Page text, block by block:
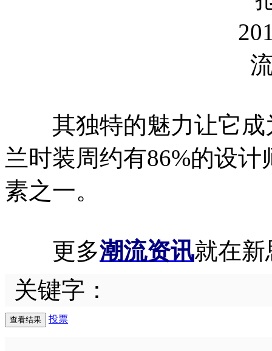
其独特的魅力让它成
兰时装周约有86%的设
素之一。
更多潮流资讯就在
关键字：
投票